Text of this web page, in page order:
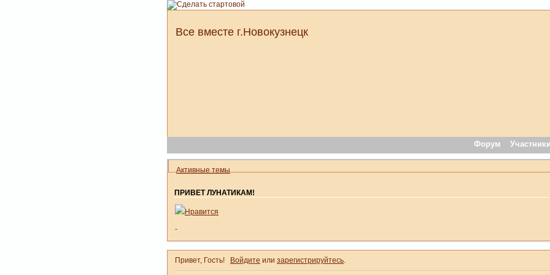
Все вместе г.Новокузнецк
Форум Участники
Активные темы
ПРИВЕТ ЛУНАТИКАМ!
Нравится
-
Привет, Гость! Войдите или зарегистрируйтесь.